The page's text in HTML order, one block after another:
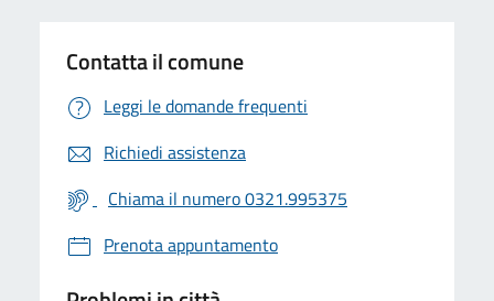
Contatta il comune
Leggi le domande frequenti
Richiedi assistenza
Chiama il numero 0321.995375
Prenota appuntamento